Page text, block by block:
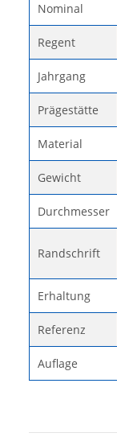
Nominal
Regent
Jahrgang
Prägestätte
Material
Gewicht
Durchmesser
Randschrift
Erhaltung
Referenz
Auflage